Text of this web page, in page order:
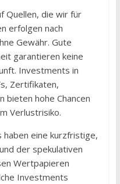
Quellen, die wir für
erfol­gen nach
Gewähr. Gute
garantieren keine
Investments in
Zertifikaten,
bieten hohe Chancen
Verlustrisiko.
eine kurzfristige,
der spekulativen
Wertpapieren
Investments